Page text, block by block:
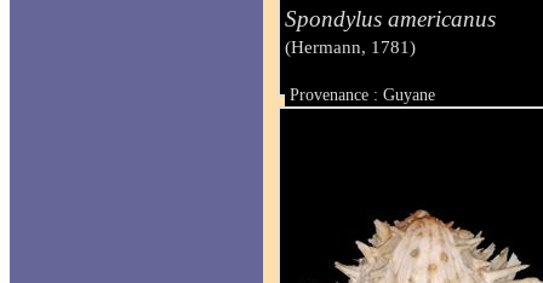
Spondylus americanus
(Hermann, 1781)
Provenance : Guyane
Taille : 175 mm